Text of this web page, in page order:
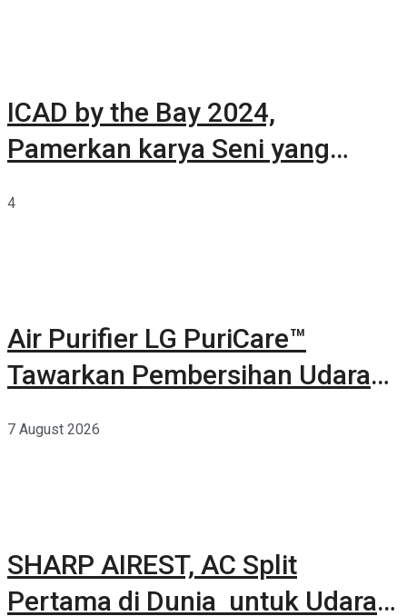
ICAD by the Bay 2024,
Pamerkan karya Seni yang
4
Air Purifier LG PuriCare™
Tawarkan Pembersihan Udara
7 August 2026
SHARP AIREST, AC Split
Pertama di Dunia untuk Udara